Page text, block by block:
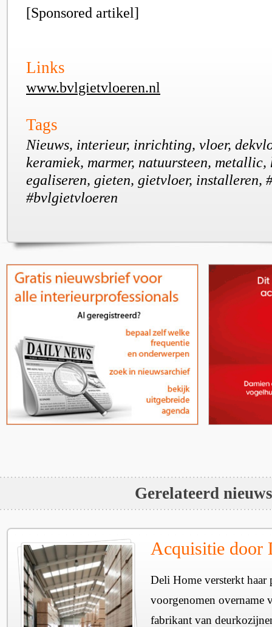
[Sponsored artikel]
Links
www.bvlgietvloeren.nl
Tags
Nieuws, interieur, inrichting, vloer,
keramiek, marmer, natuursteen,
egaliseren, gieten, gietvloer, installeren,
#bvlgietvloeren
Gerelateerd nieuws
Acquisitie door
Deli Home versterkt haar
voorgenomen overname
fabrikant van